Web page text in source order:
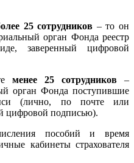
25 сотрудников – то он
орган Фонда реестр
заверенный цифровой
менее 25 сотрудников –
орган Фонда поступившие
(лично, по почте или
цифровой подписью).
пособий и время
кабинеты страхователя